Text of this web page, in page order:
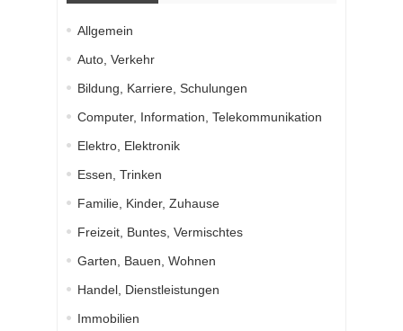
Allgemein
Auto, Verkehr
Bildung, Karriere, Schulungen
Computer, Information, Telekommunikation
Elektro, Elektronik
Essen, Trinken
Familie, Kinder, Zuhause
Freizeit, Buntes, Vermischtes
Garten, Bauen, Wohnen
Handel, Dienstleistungen
Immobilien